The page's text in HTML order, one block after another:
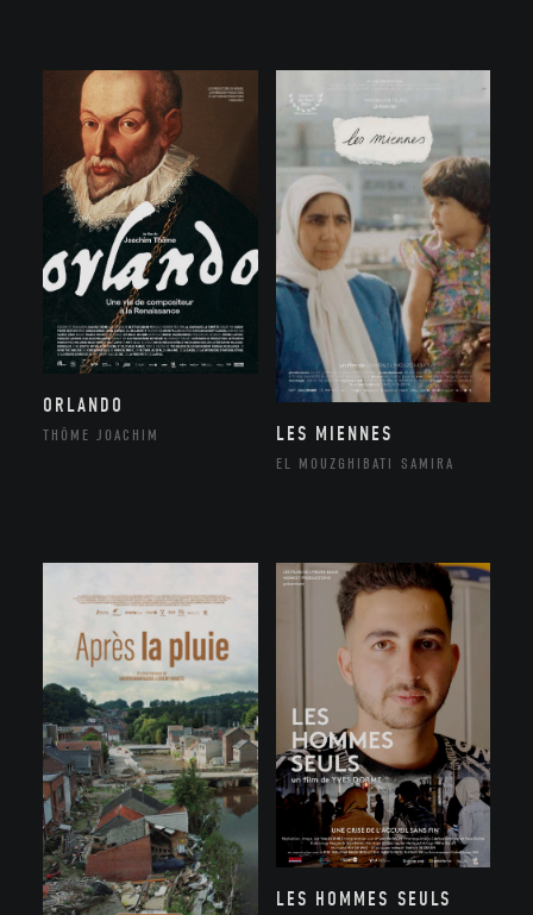
ORLANDO
THÔME JOACHIM LES MIENNES
EL MOUZGHIBATI SAMIRA
LES HOMMES SEULS